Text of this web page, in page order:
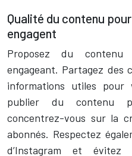
Qualité du contenu
engagent
Proposez du
engageant. Partagez des
informations utiles pour
publier du contenu
concentrez-vous sur la
abonnés. Respectez
d’Instagram et